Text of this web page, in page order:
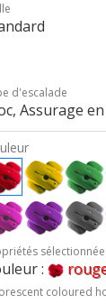
d'escalade
Assurage
:
coloured